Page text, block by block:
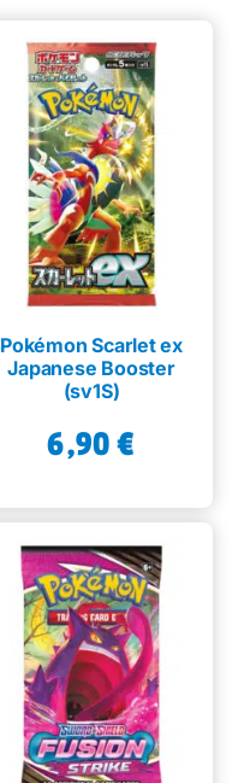
Pokémon Scarlet ex
Japanese Booster
(sv1S)
6,90€